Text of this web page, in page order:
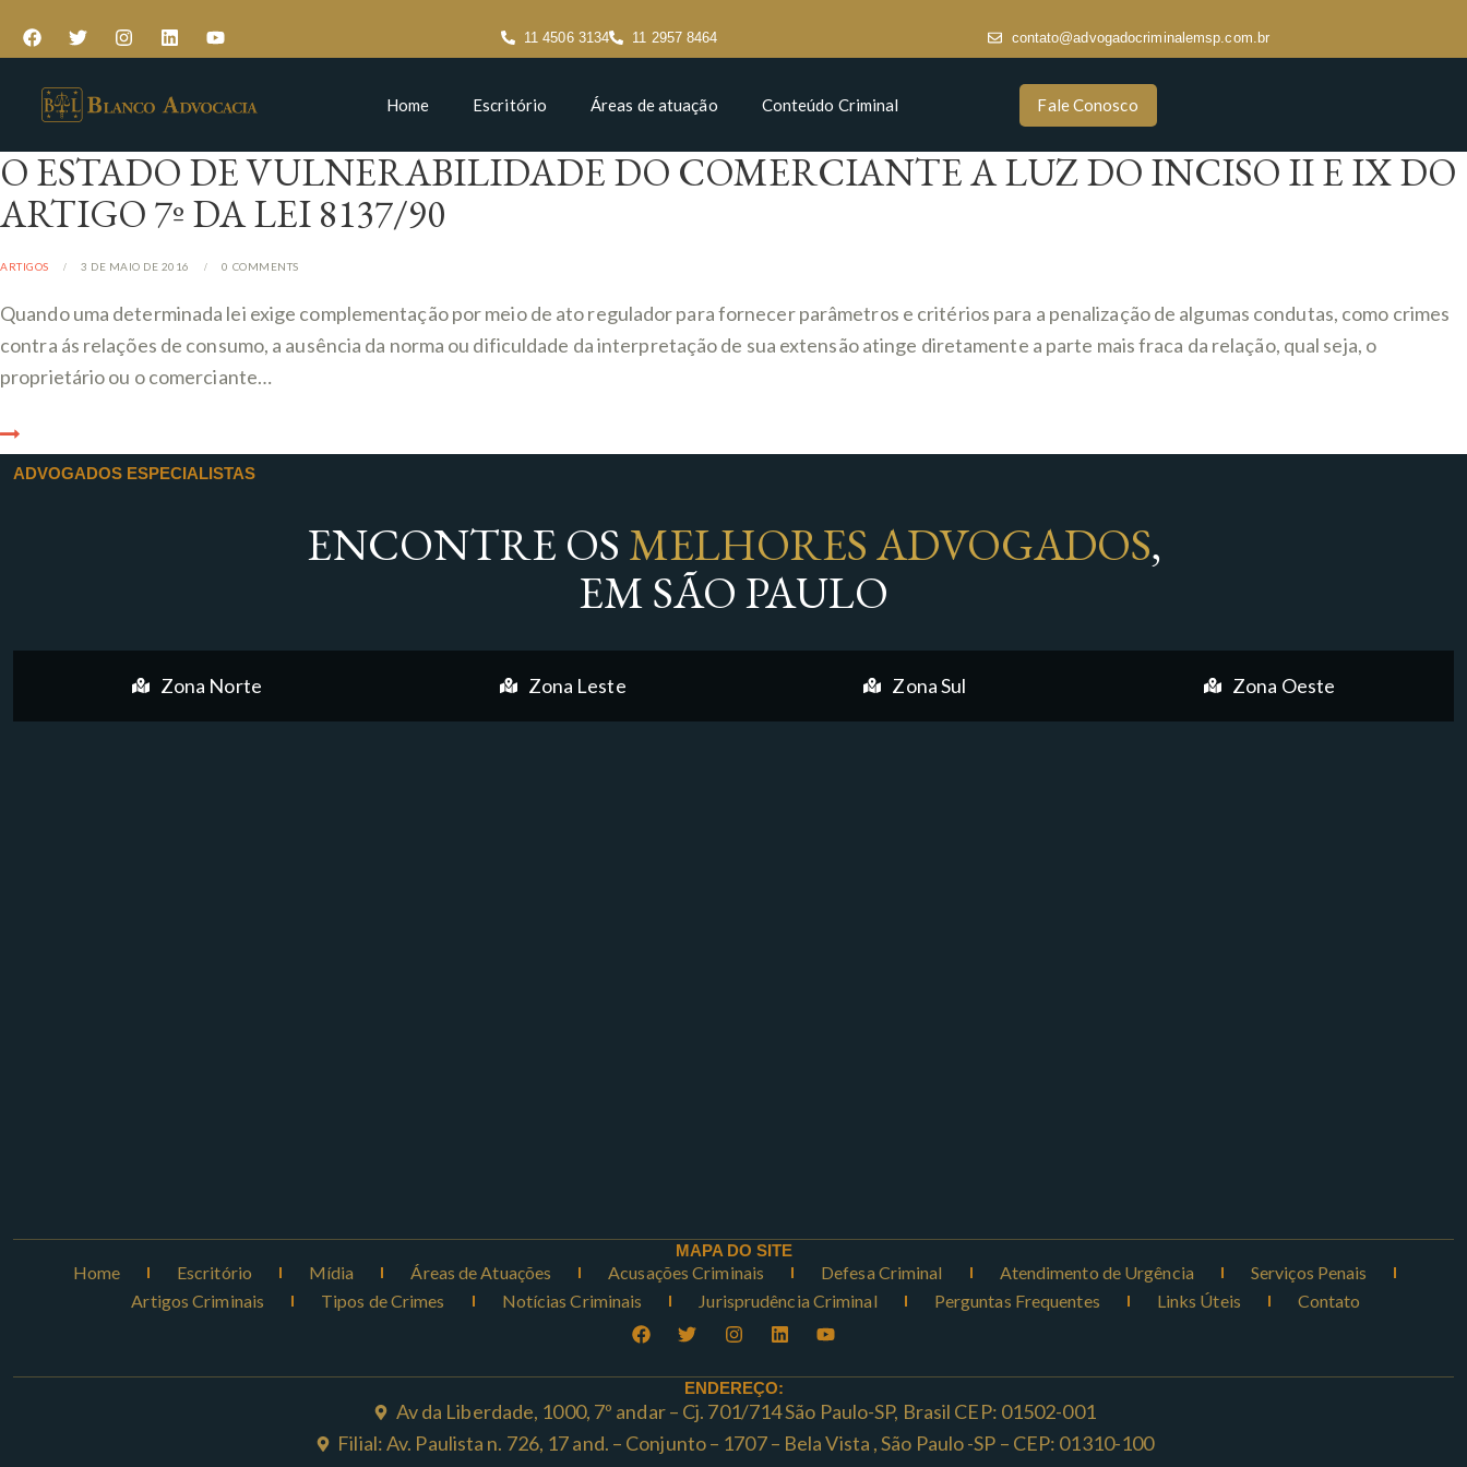
11 4506 3134 11 2957 8464 contato@advogadocriminalemsp.com.br
Home Escritório Áreas de atuação Conteúdo Criminal Fale Conosco
O ESTADO DE VULNERABILIDADE DO COMERCIANTE A LUZ DO INCISO II E IX DO
ARTIGO 7º DA LEI 8137/90
ARTIGOS 3 DE MAIO DE 2016 0 COMMENTS
Quando uma determinada lei exige complementação por meio de ato regulador para fornecer parâmetros e critérios para a penalização de algumas condutas, como crimes
contra ás relações de consumo, a ausência da norma ou dificuldade da interpretação de sua extensão atinge diretamente a parte mais fraca da relação, qual seja, o
proprietário ou o comerciante…
ADVOGADOS ESPECIALISTAS
ENCONTRE OS MELHORES ADVOGADOS,
EM SÃO PAULO
Zona Norte Zona Leste Zona Sul Zona Oeste
MAPA DO SITE
Home Escritório Mídia Áreas de Atuações Acusações Criminais Defesa Criminal Atendimento de Urgência
Serviços Penais
Artigos Criminais
Tipos de Crimes Notícias Criminais Jurisprudência Criminal Perguntas Frequentes Links Úteis Contato
ENDEREÇO:
Av da Liberdade, 1000, 7º andar – Cj. 701/714 São Paulo-SP, Brasil CEP: 01502-001
Filial: Av. Paulista n. 726, 17 and. – Conjunto – 1707 – Bela Vista , São Paulo -SP – CEP: 01310-100